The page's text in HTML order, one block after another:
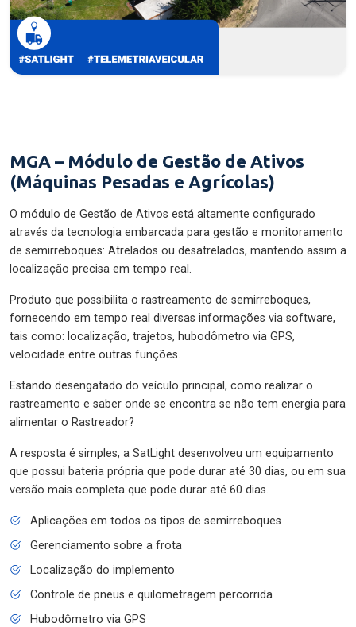
MGA – Módulo de Gestão de Ativos
(Máquinas Pesadas e Agrícolas)
O módulo de Gestão de Ativos está altamente configurado
através da tecnologia embarcada para gestão e monitoramento
de semirreboques: Atrelados ou desatrelados, mantendo assim a
localização precisa em tempo real.
Produto que possibilita o rastreamento de semirreboques,
fornecendo em tempo real diversas informações via software,
tais como: localização, trajetos, hubodômetro via GPS,
velocidade entre outras funções.
Estando desengatado do veículo principal, como realizar o
rastreamento e saber onde se encontra se não tem energia para
alimentar o Rastreador?
A resposta é simples, a SatLight desenvolveu um equipamento
que possui bateria própria que pode durar até 30 dias, ou em sua
versão mais completa que pode durar até 60 dias.
Aplicações em todos os tipos de semirreboques
Gerenciamento sobre a frota
Localização do implemento
Controle de pneus e quilometragem percorrida
Hubodômetro via GPS